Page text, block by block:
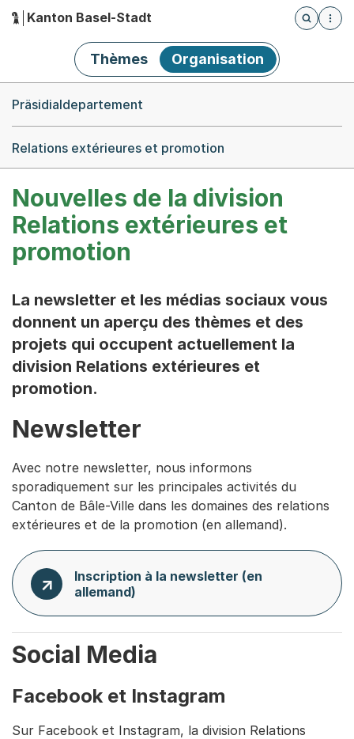
Hauptnavigation
Kanton Basel-Stadt
Öffnet
Thèmes Organisation
Präsidialdepartement
Relations extérieures et promotion
Nouvelles de la division
Relations extérieures et
promotion
La newsletter et les médias sociaux vous
donnent un aperçu des thèmes et des
projets qui occupent actuellement la
division Relations extérieures et
promotion.
Newsletter
Avec notre newsletter, nous informons
sporadiquement sur les principales activités du
Canton de Bâle-Ville dans les domaines des relations
extérieures et de la promotion (en allemand).
Inscription à la newsletter (en
allemand)
Social Media
Facebook et Instagram
Sur Facebook et Instagram, la division Relations